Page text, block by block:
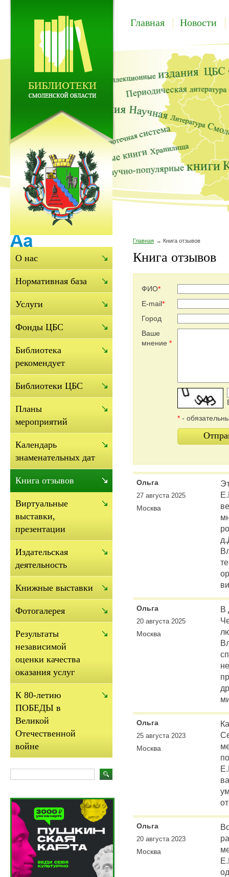
Главная Новости
Главная Книга отзывов
Книга отзывов
ФИО*
E-mail*
Город
Ваше
мнение *
* -
Ольга
27 августа 2025
Москва
Ольга
20 августа 2025
Москва
В
Ольга
25 августа 2023
Москва
Ольга
20 августа 2023
Москва
О нас
Нормативная база
Услуги
Фонды ЦБС
Библиотека
рекомендует
Библиотеки ЦБС
Планы
мероприятий
Календарь
знаменательных дат
Книга отзывов
Виртуальные
выставки,
презентации
Издательская
деятельность
Книжные выставки
Фотогалерея
Результаты
независимой
оценки качества
оказания услуг
К 80-летию
ПОБЕДЫ в
Великой
Отечественной
войне